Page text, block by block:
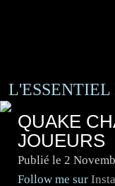
QUAKE
JOUEURS
Publié le 2
Follow me sur